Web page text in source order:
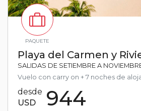
PAQUETE
Playa del Carmen y
SALIDAS DE SETIEMBRE A
Vuelo con carry on + 7 noches de
desde
USD
944